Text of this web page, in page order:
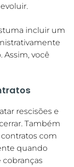
incluir um
você
rescisões e
Também
com
quando
cobranças